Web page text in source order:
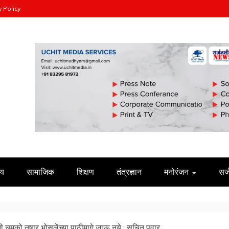
Policy
सामाजिक शिक्षण तंत्रज्ञान मनोरंजन